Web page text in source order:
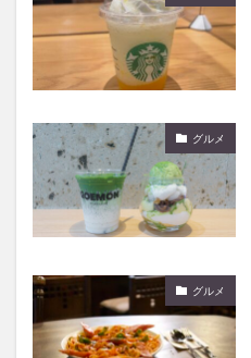
グルメ
グルメ